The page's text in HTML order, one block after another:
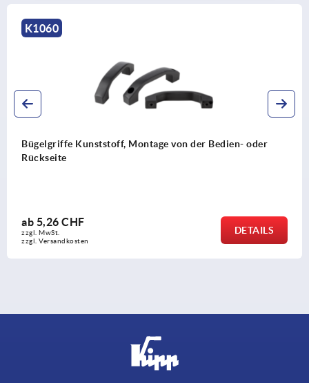
Kunststoff, Montage von der Bedien- oder
5,27
zzgl. MwSt.
zzgl.